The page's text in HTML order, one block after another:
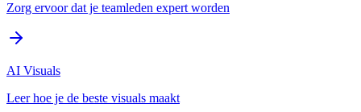
Zorg ervoor dat je teamleden expert worden
AI Visuals
Leer hoe je de beste visuals maakt